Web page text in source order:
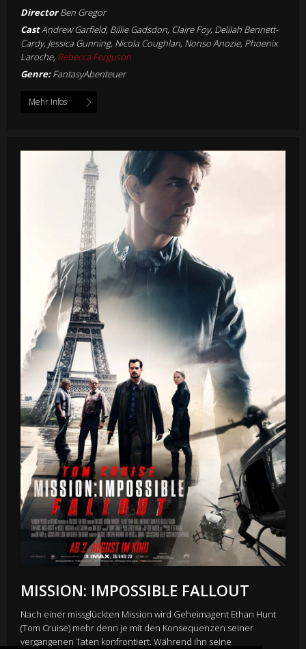
Director Ben Gregor
CastAndrew Garfield, Billie Gadsdon, Claire Foy, Delilah Bennett-
Cardy, Jessica Gunning, Nicola Coughlan, Nonso Anozie, Phoenix
Laroche, Rebecca Ferguson
Genre:FantasyAbenteuer
Mehr Infos
MISSION: IMPOSSIBLE FALLOUT
Nach einer missglückten Mission wird Geheimagent Ethan Hunt
(Tom Cruise) mehr denn je mit den Konsequenzen seiner
vergangenen Taten konfrontiert. Während ihn seine